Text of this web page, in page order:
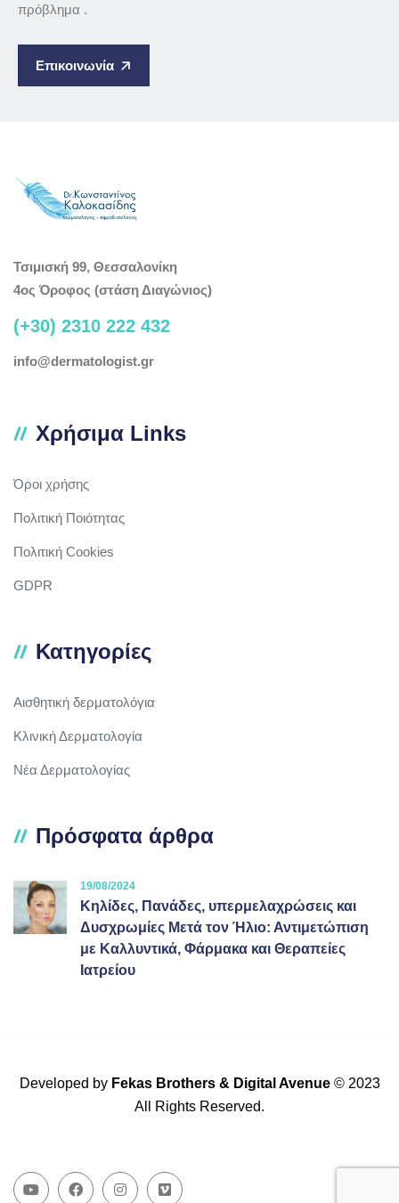
πρόβλημα .
Επικοινωνία
Τσιμισκή 99, Θεσσαλονίκη
4ος Όροφος (στάση Διαγώνιος)
(+30) 2310 222 432
info@dermatologist.gr
Χρήσιμα Links
Όροι χρήσης
Πολιτική Ποιότητας
Πολιτική Cookies
GDPR
Κατηγορίες
Αισθητική δερματολόγια
Κλινική Δερματολογία
Νέα Δερματολογίας
Πρόσφατα άρθρα
19/08/2024
Κηλίδες, Πανάδες, υπερμελαχρώσεις και
Δυσχρωμίες Μετά τον Ήλιο: Αντιμετώπιση
με Καλλυντικά, Φάρμακα και Θεραπείες
Ιατρείου
Developed by Fekas Brothers& Digital Avenue© 2023
All Rights Reserved.